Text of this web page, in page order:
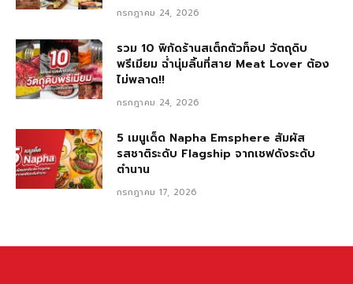
กรกฎาคม 24, 2026
รวม 10 พิกัดร้านสเต็กตัวท็อป วัตถุดิบ
พรีเมียม ฉ่ำนุ่มลิ้นที่สาย Meat Lover ต้อง
ไม่พลาด!!
กรกฎาคม 24, 2026
5 เมนูเด็ด Napha Emsphere สัมผัส
รสชาติระดับ Flagship จากเชฟดังระดับ
ตำนาน
กรกฎาคม 17, 2026